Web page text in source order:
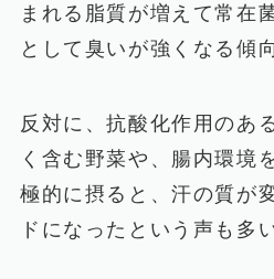
まれる脂質が増えて常在
として臭いが強くなる傾
反対に、抗酸化作用のあ
く含む野菜や、腸内環境
極的に摂ると、汗の質が
ドになったという声も多